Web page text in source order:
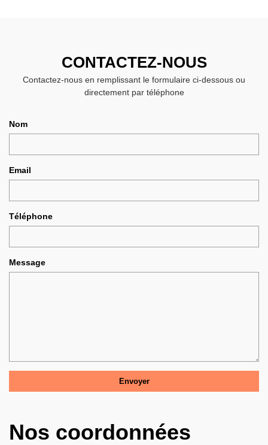
CONTACTEZ-NOUS
Contactez-nous en remplissant le formulaire ci-dessous ou
directement par téléphone
Nom
Email
Téléphone
Message
Nos coordonnées